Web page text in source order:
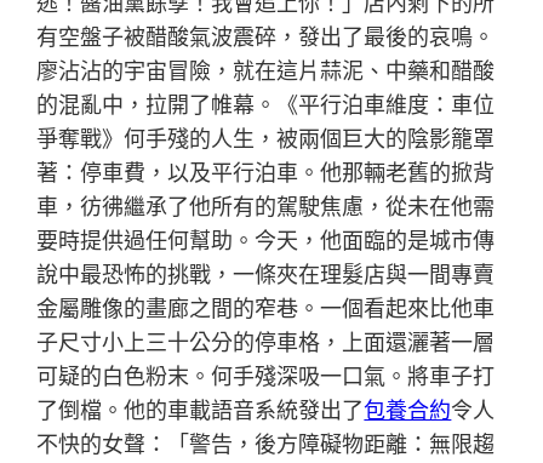
有空盤子被醋酸氣波震碎，發出了最後的哀鳴。
廖沾沾的宇宙冒險，就在這片蒜泥、中藥和醋酸
的混亂中，拉開了帷幕。《平行泊車維度：車位
爭奪戰》何手殘的人生，被兩個巨大的陰影籠罩
著：停車費，以及平行泊車。他那輛老舊的掀背
車，彷彿繼承了他所有的駕駛焦慮，從未在他需
要時提供過任何幫助。今天，他面臨的是城市傳
說中最恐怖的挑戰，一條夾在理髮店與一間專賣
金屬雕像的畫廊之間的窄巷。一個看起來比他車
子尺寸小上三十公分的停車格，上面還灑著一層
可疑的白色粉末。何手殘深吸一口氣。將車子打
了倒檔。他的車載語音系統發出了包養合約令人
不快的女聲：「警告，後方障礙物距離：無限趨